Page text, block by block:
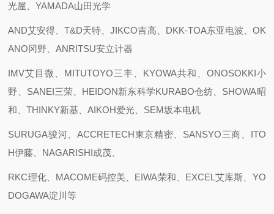
光屋、YAMADA山田光学
AND艾安得、T&D天特、JIKCO吉高、DKK-TOA东亚电波、OK
ANO冈野、ANRITSU安立计器
IMV艾目微、MITUTOYO三丰、KYOWA共和、ONOSOKKI小
野、SANEI三荣、HEIDON新东科学KURABO仓纺、SHOWA昭
和、THINKY新基、AIKOH爱光、SEM坂本电机
SURUGA骏河、ACCRETECH東京精密、SANSYO三商、ITO
H伊藤、NAGARISHI成茂、
RKC理化、MACOME码控美、EIWA荣和、EXCEL艾库斯、YO
DOGAWA淀川等